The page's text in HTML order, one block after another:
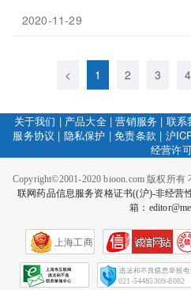
2020-11-29
< 1 2 3 4
关于我们 | 产品大全|营销服务 | 联系
服务协议 | 隐私保护 |免责条款 | 沪
经营许
Copyright©2001-2020 bioon.com 版权所
联网药品信息服务资格证书((沪)-非经营
箱：
上海工商
021-54485309-8082